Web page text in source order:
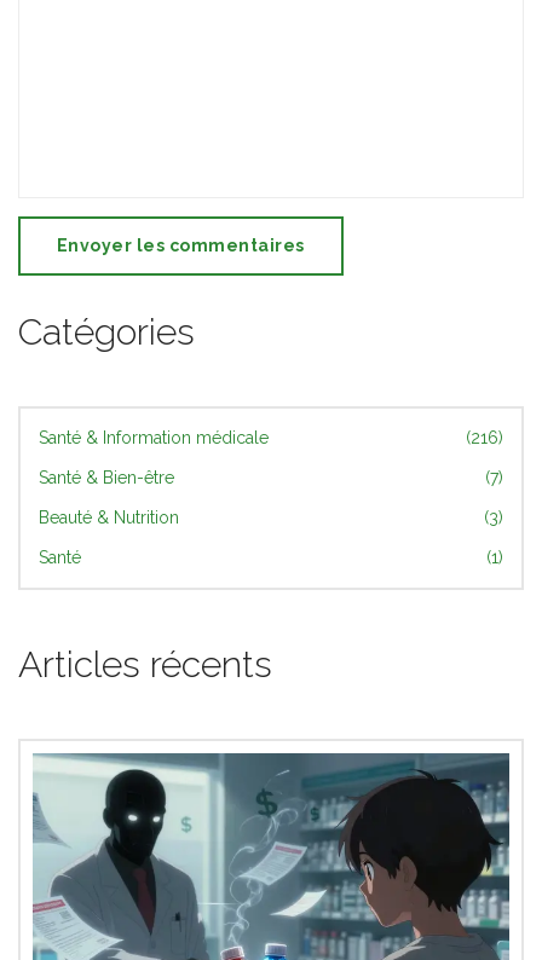
Envoyer les commentaires
Catégories
Santé & Information médicale (216)
Santé & Bien-être (7)
Beauté & Nutrition (3)
Santé (1)
Articles récents